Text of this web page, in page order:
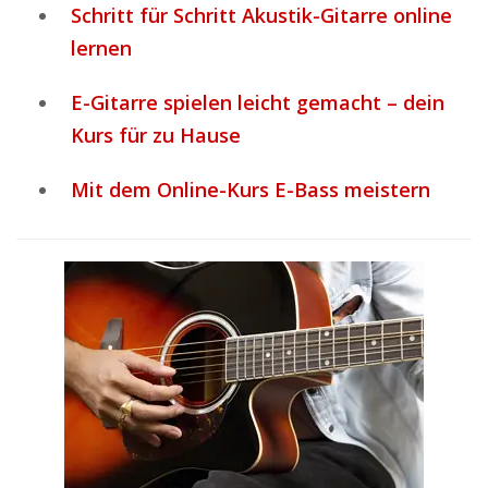
Schritt für Schritt Akustik-Gitarre online
lernen
E-Gitarre spielen leicht gemacht – dein
Kurs für zu Hause
Mit dem Online-Kurs E-Bass meistern